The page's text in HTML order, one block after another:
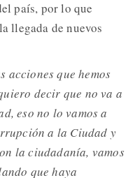
país, por lo que
llegada de nuevos
acciones que hemos
decir que no va a
eso no lo vamos a
a la Ciudad y
la ciudadanía, vamos
que haya